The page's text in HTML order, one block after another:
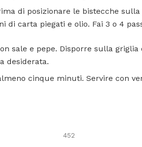
di posizionare le bistecche sulla
carta piegati e olio. Fai 3 o 4
sale e pepe. Disporre sulla griglia
desiderata.
cinque minuti. Servire con
452